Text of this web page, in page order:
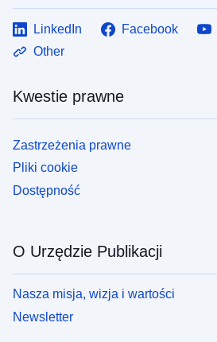
LinkedIn Facebook
Other
Kwestie prawne
Zastrzeżenia prawne
Pliki cookie
Dostępność
O Urzędzie Publikacji
Nasza misja, wizja i wartości
Newsletter